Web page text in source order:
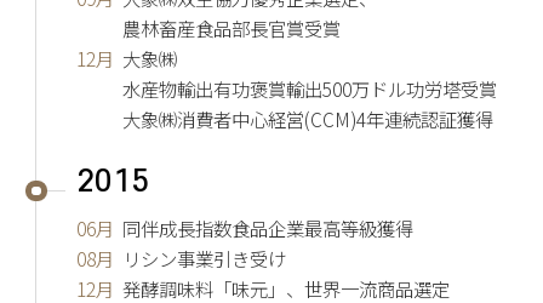
農林畜産食品部長官賞受賞
12月 大象㈱
水産物輸出有功褒賞輸出500万ドル功労塔受賞
大象㈱消費者中心経営(CCM)4年連続認証獲得
2015
06月 同伴成長指数食品企業最高等級獲得
08月 リシン事業引き受け
12月 発酵調味料「味元」、世界一流商品選定